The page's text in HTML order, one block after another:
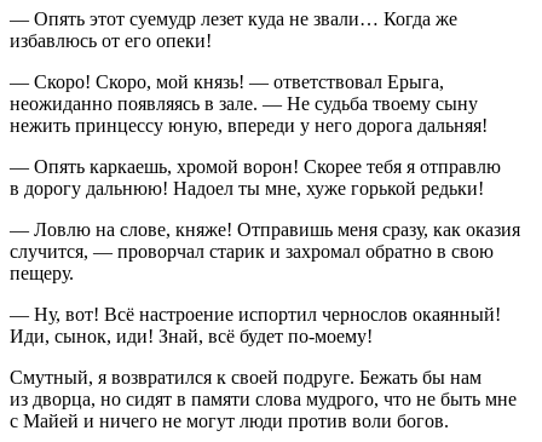
— Опять этот суемудр лезет куда не звали… Когда же
избавлюсь от его опеки!
— Скоро! Скоро, мой князь! — ответствовал Ерыга,
неожиданно появляясь в зале. — Не судьба твоему сыну
нежить принцессу юную, впереди у него дорога дальняя!
— Опять каркаешь, хромой ворон! Скорее тебя я отправлю
в дорогу дальнюю! Надоел ты мне, хуже горькой редьки!
— Ловлю на слове, княже! Отправишь меня сразу, как оказия
случится, — проворчал старик и захромал обратно в свою
пещеру.
— Ну, вот! Всё настроение испортил чернослов окаянный!
Иди, сынок, иди! Знай, всё будет по-моему!
Смутный, я возвратился к своей подруге. Бежать бы нам
из дворца, но сидят в памяти слова мудрого, что не быть мне
с Майей и ничего не могут люди против воли богов.